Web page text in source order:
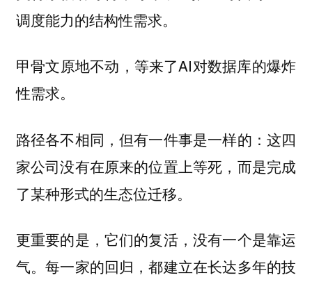
调度能力的结构性需求。
甲骨文原地不动，等来了AI对数据库的爆炸
性需求。
路径各不相同，但有一件事是一样的： 这四
家公司没有在原来的位置上等死，而是完成
了某种形式的生态位迁移。
更重要的是，它们的复活，没有一个是靠运
气。每一家的回归，都建立在长达多年的技